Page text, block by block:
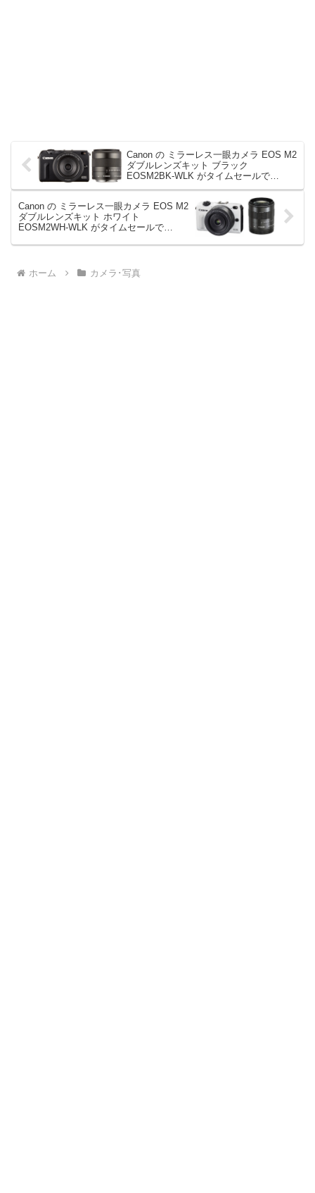
Canon の ミラーレス一眼カメラ EOS M2
ダブルレンズキット ブラック
EOSM2BK-WLK がタイムセールで
Canon の ミラーレス一眼カメラ EOS M2
ダブルレンズキット ホワイト
EOSM2WH-WLK がタイムセールで
ホーム カメラ･写真